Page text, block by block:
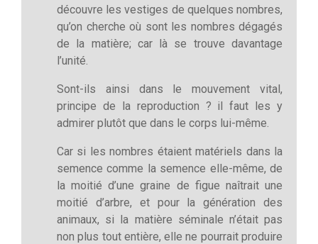
découvre les vestiges de quelques nombres,
qu’on cherche où sont les nombres dégagés
de la matière; car là se trouve davantage
l’unité.
Sont-ils ainsi dans le mouvement vital,
principe de la reproduction ? il faut les y
admirer plutôt que dans le corps lui-même.
Car si les nombres étaient matériels dans la
semence comme la semence elle-même, de
la moitié d’une graine de figue naîtrait une
moitié d’arbre, et pour la génération des
animaux, si la matière séminale n’était pas
non plus tout entière, elle ne pourrait produire